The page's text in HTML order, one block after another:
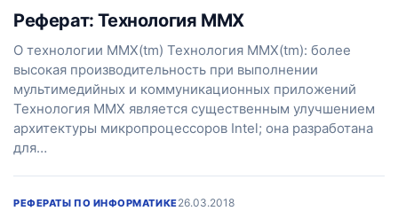
Реферат: Технология MMX
О технологии MMX(tm) Технология MMX(tm): более
высокая производительность при выполнении
мультимедийных и коммуникационных приложений
Технология MMX является существенным улучшением
архитектуры микропроцессоров Intel; она разработана
для…
РЕФЕРАТЫ ПО ИНФОРМАТИКЕ26.03.2018